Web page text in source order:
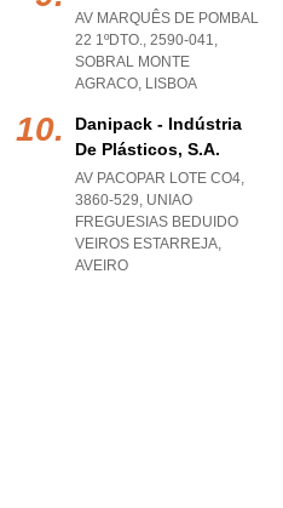
AV MARQUÊS DE POMBAL
22 1ºDTO., 2590-041,
SOBRAL MONTE
AGRACO, LISBOA
Danipack - Indústria
De Plásticos, S.a.
AV PACOPAR LOTE CO4,
3860-529, UNIAO
FREGUESIAS BEDUIDO
VEIROS ESTARREJA,
AVEIRO